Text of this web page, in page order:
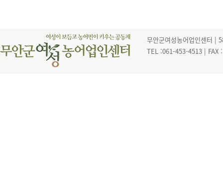
무안군여성농어업인센터 |
TEL :061-453-4513 |